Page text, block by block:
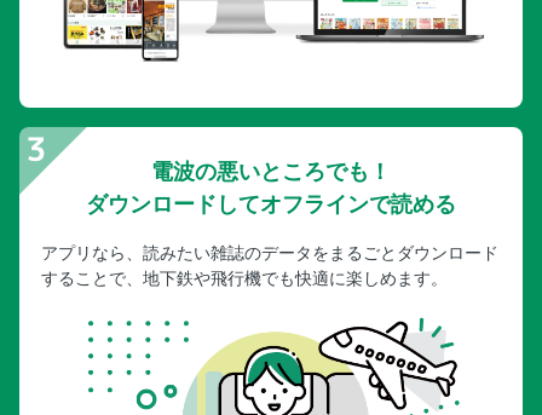
電波の悪いところでも！
ダウンロードしてオフラインで読める
アプリなら、読みたい雑誌のデータをまるごとダウンロード
することで、地下鉄や飛行機でも快適に楽しめます。